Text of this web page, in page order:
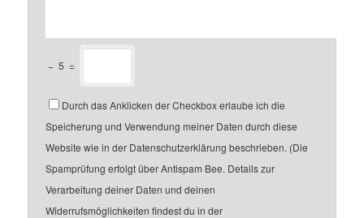
− 5 =
Durch das Anklicken der Checkbox erlaube ich die
Speicherung und Verwendung meiner Daten durch diese
Website wie in der Datenschutzerklärung beschrieben. (Die
Spamprüfung erfolgt über Antispam Bee. Details zur
Verarbeitung deiner Daten und deinen
Widerrufsmöglichkeiten findest du in der